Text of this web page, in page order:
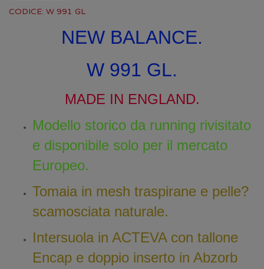
CODICE: W 991 GL
NEW BALANCE.
W 991 GL.
MADE IN ENGLAND.
Modello storico da running rivisitato
e disponibile solo per il mercato
Europeo.
Tomaia in mesh traspirane e pelle?
scamosciata naturale.
Intersuola in ACTEVA con tallone
Encap e doppio inserto in Abzorb